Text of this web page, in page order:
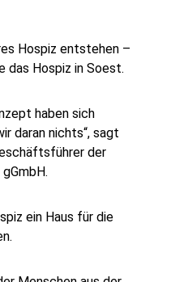
Hospiz entstehen –
das Hospiz in Soest.
haben sich
daran nichts“, sagt
der
ein Haus für die